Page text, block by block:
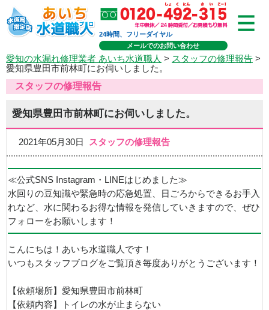
24時間、フリーダイヤル
メールでのお問い合わせ
愛知の水漏れ修理業者 あいち水道職人 > スタッフの修理報告 >
愛知県豊田市前林町にお伺いしました。
スタッフの修理報告
愛知県豊田市前林町にお伺いしました。
2021年05月30日 スタッフの修理報告
≪公式SNS Instagram・LINEはじめました≫
水回りの豆知識や緊急時の応急処置、日ごろからできるお手入
れなど、水に関わるお得な情報を発信していきますので、ぜひ
フォローをお願いします！
こんにちは！あいち水道職人です！
いつもスタッフブログをご覧頂き毎度ありがとうございます！
【依頼場所】愛知県豊田市前林町
【依頼内容】トイレの水が止まらない